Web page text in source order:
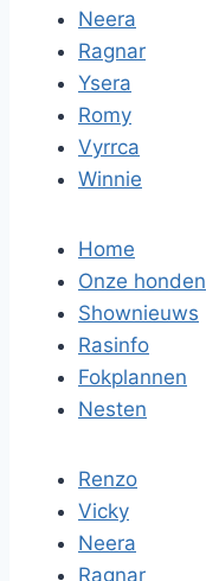
Neera
Ragnar
Ysera
Romy
Vyrrca
Winnie
Home
Onze honden
Shownieuws
Rasinfo
Fokplannen
Nesten
Renzo
Vicky
Neera
Ragnar